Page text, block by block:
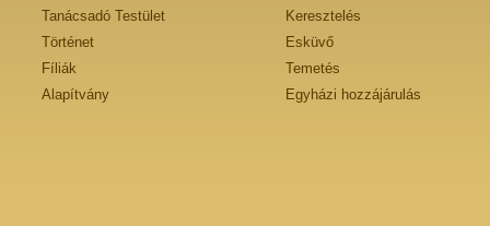
Tanácsadó Testület
Történet
Fíliák
Alapítvány
Keresztelés
Esküvő
Temetés
Egyházi hozzájárulás